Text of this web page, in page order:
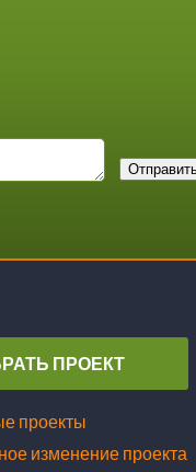
ПРОЕКТ
проекты
изменение проекта